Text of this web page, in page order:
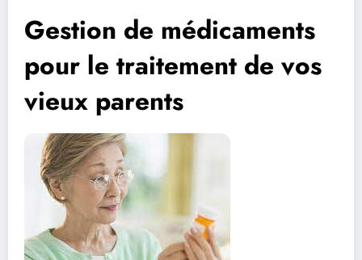
Gestion de médicaments
pour le traitement de vos
vieux parents